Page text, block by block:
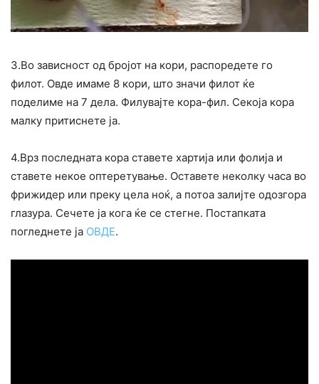
3.Во зависност од бројот на кори, распоредете го
филот. Овде имаме 8 кори, што значи филот ќе
поделиме на 7 дела. Филувајте кора-фил. Секоја кора
малку притиснете ја.
4.Врз последната кора ставете хартија или фолија и
ставете некое оптеретување. Оставете неколку часа во
фрижидер или преку цела ноќ, а потоа залијте одозгора
глазура. Сечете ја кога ќе се стегне. Постапката
погледнете ја ОВДЕ.